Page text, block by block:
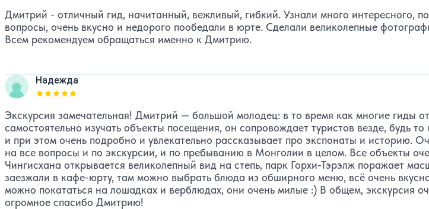
Дмитрий - отличный гид, начитанный, вежливый, гибкий. Узнали много интересного,
вопросы, очень вкусно и недорого пообедали в юрте. Сделали великолепные
Всем рекомендуем обращаться именно к Дмитрию.
Надежда
Оценка, количество звезд:
Экскурсия замечательная! Дмитрий — большой молодец: в то время как многие гиды
самостоятельно изучать объекты посещения, он сопровождает туристов везде, будь
и при этом очень подробно и увлекательно рассказывает про экспонаты и историю.
на все вопросы и по экскурсии, и по пребыванию в Монголии в целом. Все объекты
Чингисхана открывается великолепный вид на степь, парк Горхи-Тэрэлж поражает
заезжали в кафе-юрту, там можно выбрать блюда из обширного меню, всё очень
можно покататься на лошадках и верблюдах, они очень милые :) В общем, экскурсия
огромное спасибо Дмитрию!